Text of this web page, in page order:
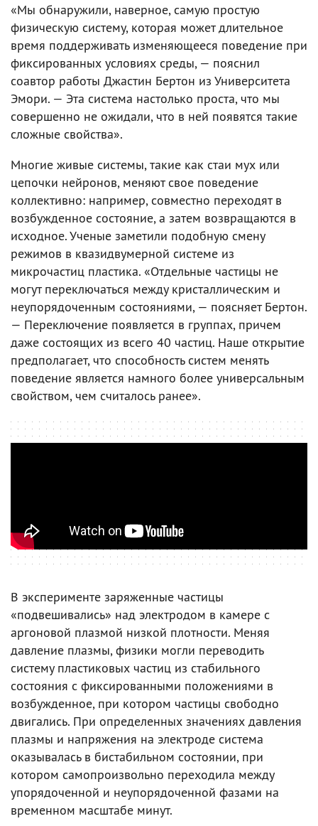
«Мы обнаружили, наверное, самую простую
физическую систему, которая может длительное
время поддерживать изменяющееся поведение при
фиксированных условиях среды, — пояснил
соавтор работы Джастин Бертон из Университета
Эмори. — Эта система настолько проста, что мы
совершенно не ожидали, что в ней появятся такие
сложные свойства».
Многие живые системы, такие как стаи мух или
цепочки нейронов, меняют свое поведение
коллективно: например, совместно переходят в
возбужденное состояние, а затем возвращаются в
исходное. Ученые заметили подобную смену
режимов в квазидвумерной системе из
микрочастиц пластика. «Отдельные частицы не
могут переключаться между кристаллическим и
неупорядоченным состояниями, — поясняет Бертон.
— Переключение появляется в группах, причем
даже состоящих из всего 40 частиц. Наше открытие
предполагает, что способность систем менять
поведение является намного более универсальным
свойством, чем считалось ранее».
В эксперименте заряженные частицы
«подвешивались» над электродом в камере с
аргоновой плазмой низкой плотности. Меняя
давление плазмы, физики могли переводить
систему пластиковых частиц из стабильного
состояния с фиксированными положениями в
возбужденное, при котором частицы свободно
двигались. При определенных значениях давления
плазмы и напряжения на электроде система
оказывалась в бистабильном состоянии, при
котором самопроизвольно переходила между
упорядоченной и неупорядоченной фазами на
временном масштабе минут.